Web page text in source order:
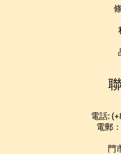
電話:
電郵
門